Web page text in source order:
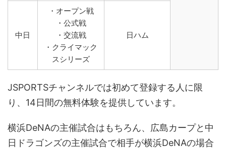
中日
・オープン戦
・公式戦
・交流戦
・クライマック
スシリーズ
日ハム
JSPORTSチャンネルでは初めて登録する人に限
り、14日間の無料体験を提供しています。
横浜DeNAの主催試合はもちろん、広島カープと中
日ドラゴンズの主催試合で相手が横浜DeNAの場合